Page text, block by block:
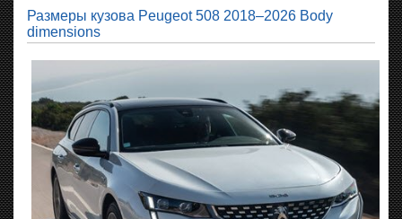
Размеры кузова Peugeot 508 2018–2026 Body
dimensions